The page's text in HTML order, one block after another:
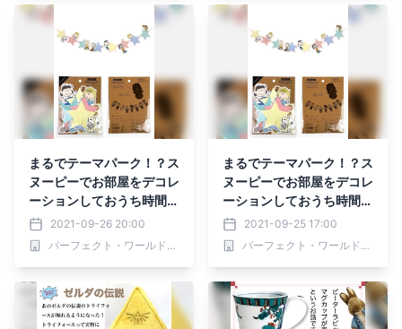
まるでテーマパーク！？ス
ヌーピーでお部屋をデコレ
ーションしておうち時間を
素敵なものに♪マンネリ気
味のお部屋をチェンジ！お
子様のバースデーパーティ
2021-09-26 20:00
パーフェクト・ワールド株式会社
まるでテーマパーク！？ス
ヌーピーでお部屋をデコレ
ーションしておうち時間を
素敵なものに♪マンネリ気
味のお部屋をチェンジ！お
子様のバースデーパーティ
2021-09-25 17:00
パーフェクト・ワールド株式会社